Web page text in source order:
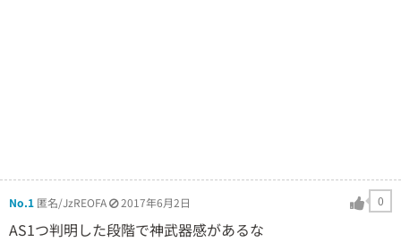
No.1 匿名/JzREOFA 2017年6月2日 0
AS1つ判明した段階で神武器感があるな